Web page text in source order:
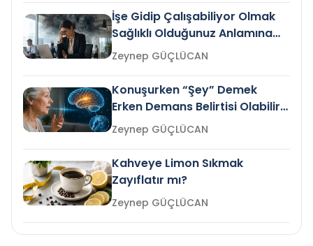
İşe Gidip Çalışabiliyor Olmak
Sağlıklı Olduğunuz Anlamına
Gelir mi?Zeynep GÜÇLÜCAN
Konuşurken “Şey” Demek
Erken Demans Belirtisi Olabilir
mi?
Zeynep GÜÇLÜCAN
Kahveye Limon Sıkmak
Zayıflatır mı?
Zeynep GÜÇLÜCAN